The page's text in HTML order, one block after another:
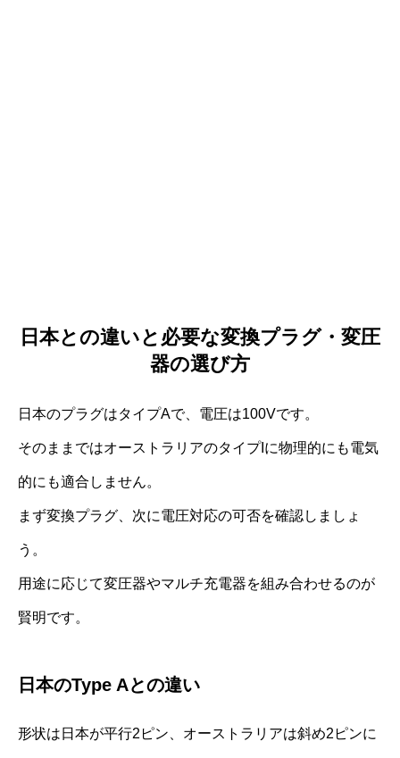
日本との違いと必要な変換プラグ・変圧
器の選び方
日本のプラグはタイプAで、電圧は100Vです。
そのままではオーストラリアのタイプIに物理的にも電気
的にも適合しません。
まず変換プラグ、次に電圧対応の可否を確認しましょ
う。
用途に応じて変圧器やマルチ充電器を組み合わせるのが
賢明です。
日本のType Aとの違い
形状は日本が平行2ピン、オーストラリアは斜め2ピンに